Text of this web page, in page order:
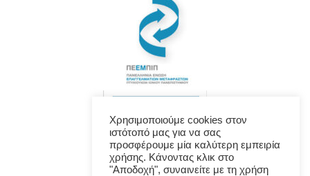
Χρησιμοποιούμε cookies στον
ιστότοπό μας για να σας
προσφέρουμε μία καλύτερη εμπειρία
χρήσης. Κάνοντας κλικ στο
"Αποδοχή", συναινείτε με τη χρήση